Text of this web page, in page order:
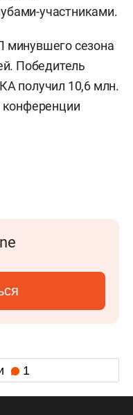
участниками.
минувшего сезона
Победитель
получил 10,6 млн.
конференции
1